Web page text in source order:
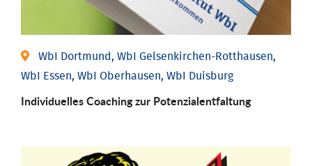
WbI Dortmund, WbI Gelsenkirchen-Rotthausen,
WbI Essen, WbI Oberhausen, WbI Duisburg
Individuelles Coaching zur Potenzialentfaltung